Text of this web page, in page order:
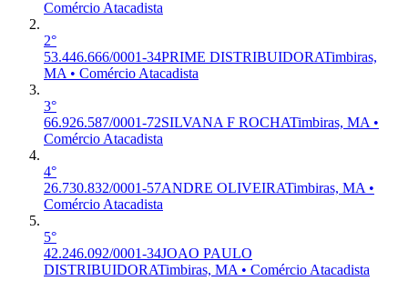
Comércio Atacadista
2°
53.446.666/0001-34PRIME DISTRIBUIDORATimbiras,
MA • Comércio Atacadista
3°
66.926.587/0001-72SILVANA F ROCHATimbiras, MA •
Comércio Atacadista
4°
26.730.832/0001-57ANDRE OLIVEIRATimbiras, MA •
Comércio Atacadista
5°
42.246.092/0001-34JOAO PAULO
DISTRIBUIDORATimbiras, MA • Comércio Atacadista